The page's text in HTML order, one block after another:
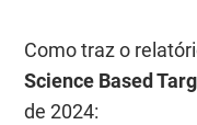
Como traz o
Science Based
de 2024: